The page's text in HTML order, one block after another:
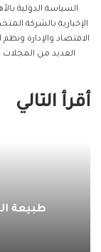
السياسة الدولية
الإخبارية بالشركة
الاقتصاد والإدارة
العديد من المجلات
أقرأ التالي
طبيعة